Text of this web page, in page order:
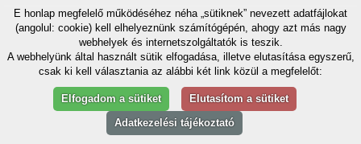
E honlap megfelelő működéséhez néha „sütiknek” nevezett adatfájlokat
(angolul: cookie) kell elhelyeznünk számítógépén, ahogy azt más nagy
webhelyek és internetszolgáltatók is teszik.
A webhelyünk által használt sütik elfogadása, illetve elutasítása egyszerű,
csak ki kell választania az alábbi két link közül a megfelelőt:
Elfogadom a sütiket
Elutasítom a sütiket
Adatkezelési tájékoztató